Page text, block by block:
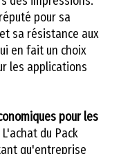
pour sa
sa résistance aux
en fait un choix
les applications
pour les
L'achat du Pack
qu'entreprise